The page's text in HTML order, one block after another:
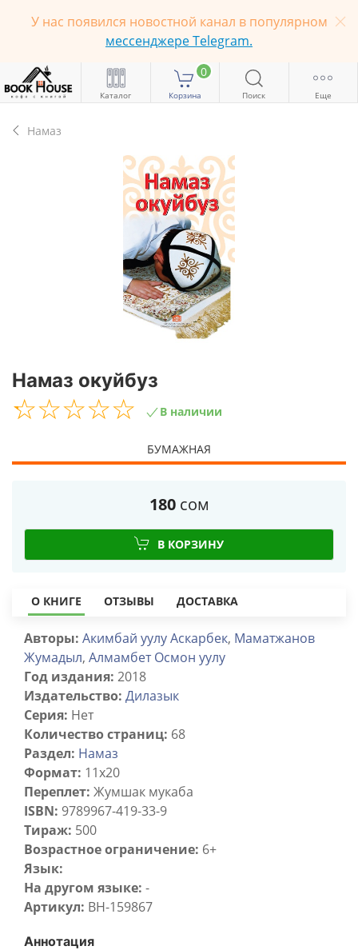
У нас появился новостной канал в популярном
мессенджере Telegram.
Каталог
0
Корзина Поиск Еще
Намаз
Намаз окуйбуз
☆☆☆☆☆
★★★★★ В наличии
БУМАЖНАЯ
180 сом
В КОРЗИНУ
О КНИГЕ ОТЗЫВЫ ДОСТАВКА
Авторы: Акимбай уулу Аскарбек, Маматжанов
Жумадыл, Алмамбет Осмон уулу
Год издания: 2018
Издательство: Дилазык
Серия: Нет
Количество страниц: 68
Раздел: Намаз
Формат: 11x20
Переплет: Жумшак мукаба
ISBN: 9789967-419-33-9
Тираж: 500
Возрастное ограничение: 6+
Язык:
На другом языке: -
Артикул: BH-159867
Аннотация